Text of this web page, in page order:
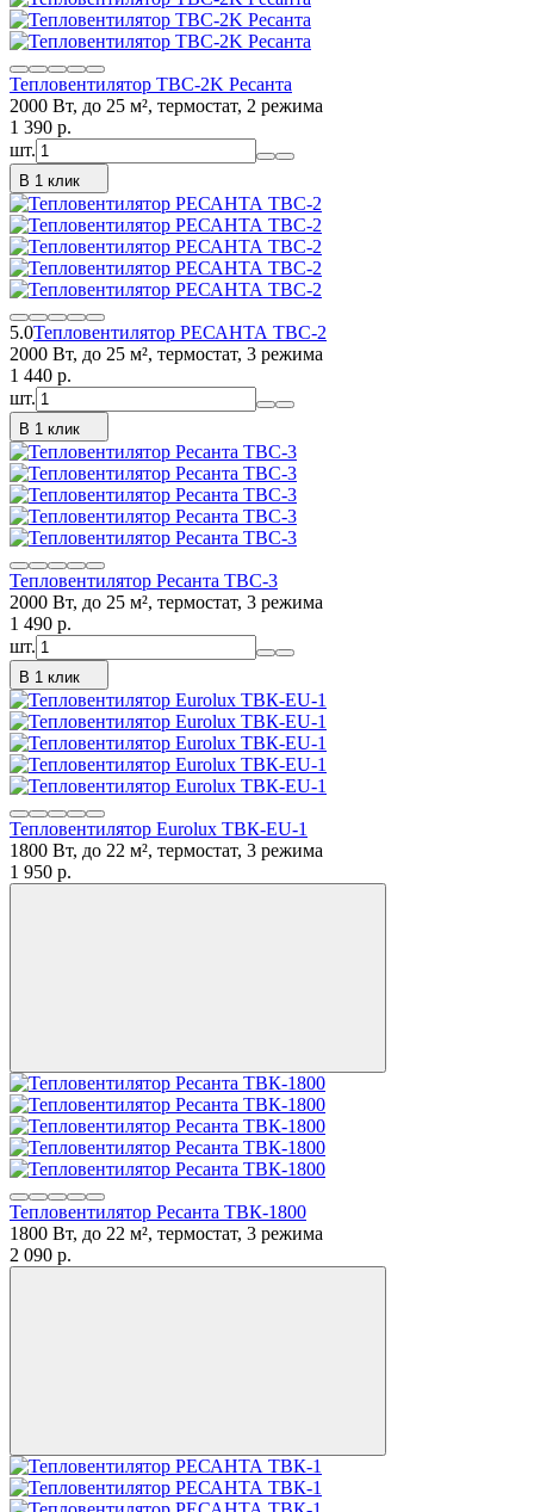
Тепловентилятор ТВC-2K Ресанта
2000 Вт, до 25 м², термостат, 2 режима
1 390 p.
шт.
В 1 клик
5.0Тепловентилятор РЕСАНТА ТВС-2
2000 Вт, до 25 м², термостат, 3 режима
1 440 p.
шт.
В 1 клик
Тепловентилятор Ресанта ТВС-3
2000 Вт, до 25 м², термостат, 3 режима
1 490 p.
шт.
В 1 клик
Тепловентилятор Eurolux ТВК-EU-1
1800 Вт, до 22 м², термостат, 3 режима
1 950 p.
Тепловентилятор Ресанта ТВК-1800
1800 Вт, до 22 м², термостат, 3 режима
2 090 p.